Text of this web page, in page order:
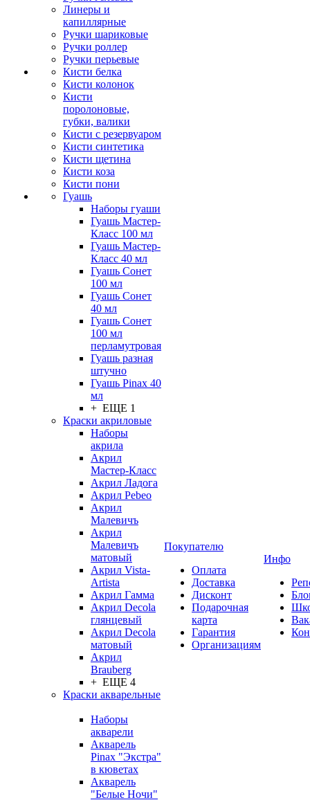
Линеры и
капиллярные
Ручки шариковые
Ручки роллер
Ручки перьевые
Кисти белка
Кисти колонок
Кисти
поролоновые,
губки, валики
Кисти с резервуаром
Кисти синтетика
Кисти щетина
Кисти коза
Кисти пони
Гуашь
Наборы гуаши
Гуашь Мастер-
Класс 100 мл
Гуашь Мастер-
Класс 40 мл
Гуашь Сонет
100 мл
Гуашь Сонет
40 мл
Гуашь Сонет
100 мл
перламутровая
Гуашь разная
штучно
Гуашь Pinax 40
мл
+ ЕЩЕ 1
Краски акриловые
Наборы
акрила
Акрил
Мастер-Класс
Акрил Ладога
Акрил Pebeo
Акрил
Малевичъ
Акрил
Малевичъ
матовый
Акрил Vista-
Artista
Акрил Гамма
Акрил Decola
глянцевый
Акрил Decola
матовый
Акрил
Brauberg
+ ЕЩЕ 4
Краски акварельные
Наборы
акварели
Акварель
Pinax "Экстра"
в кюветах
Акварель
"Белые Ночи"
Покупателю
Оплата
Доставка
Дисконт
Подарочная
карта
Гарантия
Организациям
Инфо